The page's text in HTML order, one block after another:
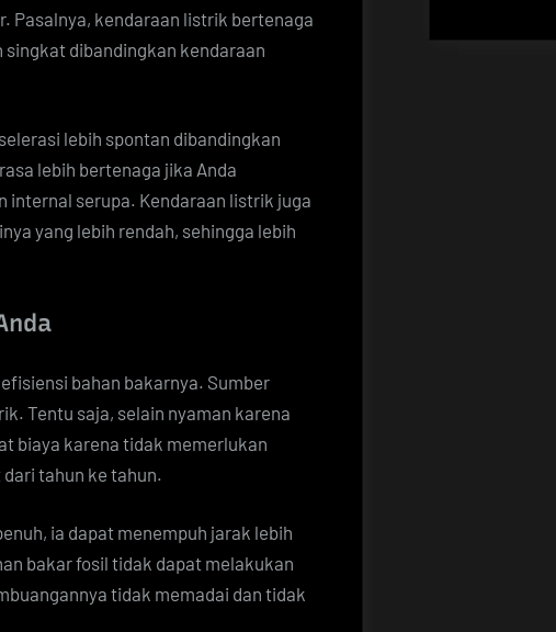
Pasalnya, kendaraan listrik bertenaga
dibandingkan kendaraan
lebih spontan dibandingkan
lebih bertenaga jika Anda
internal serupa. Kendaraan listrik juga
yang lebih rendah, sehingga lebih
bahan bakarnya. Sumber
Tentu saja, selain nyaman karena
biaya karena tidak memerlukan
tahun ke tahun.
ia dapat menempuh jarak lebih
bakar fosil tidak dapat melakukan
tidak memadai dan tidak